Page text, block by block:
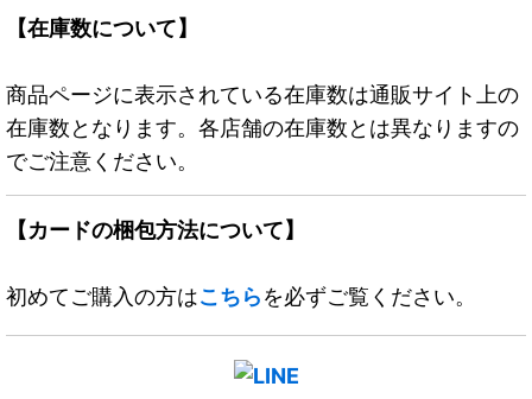
【在庫数について】
商品ページに表示されている在庫数は通販サイト上の
在庫数となります。各店舗の在庫数とは異なりますの
でご注意ください。
【カードの梱包方法について】
初めてご購入の方はこちらを必ずご覧ください。